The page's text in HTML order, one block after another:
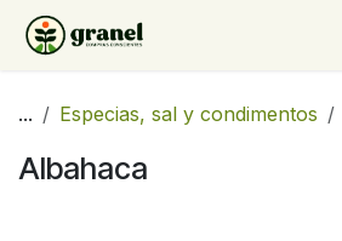
Ir al contenido
... Especias, sal y condimentos
Albahaca